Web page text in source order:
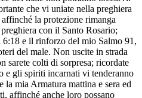
che vi uniate nella preghiera
la protezione rimanga
con il Santo Rosario;
e il rinforzo del mio Salmo 91,
del male. Non uscite in strada
sarete colti di sorpresa; ricordate
e gli spiriti incarnati vi tenderanno
la mia Armatura mattina e sera ed
affinché anche loro possano